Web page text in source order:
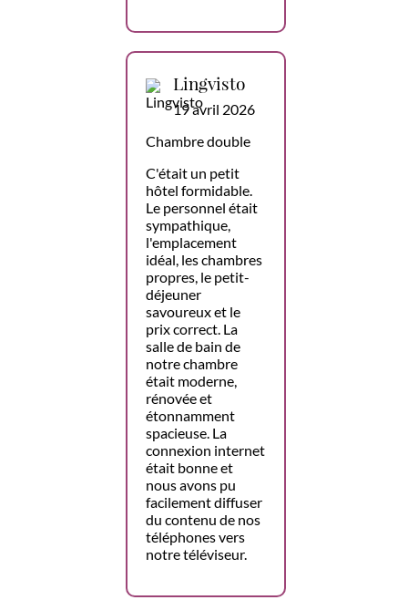
Lingvisto
19 avril 2026
Chambre double
C'était un petit
hôtel formidable.
Le personnel était
sympathique,
l'emplacement
idéal, les chambres
propres, le petit-
déjeuner
savoureux et le
prix correct. La
salle de bain de
notre chambre
était moderne,
rénovée et
étonnamment
spacieuse. La
connexion internet
était bonne et
nous avons pu
facilement diffuser
du contenu de nos
téléphones vers
notre téléviseur.